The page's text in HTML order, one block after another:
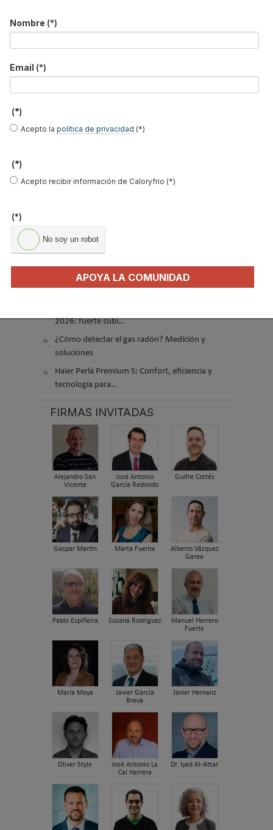
No soy un robot
Recuperadores de calor: qué son, cómo
Consejos para ahorrar con el aire
acondicionado
2026: fuerte subi…
¿Cómo detectar el gas radón? Medición y
soluciones
Haier Perla Premium S: Confort, eficiencia y
tecnología para…
FIRMAS INVITADAS
Alejandro San
Vicente
José Antonio
García Redondo
Guifre Cortés
Gaspar Martín Marta Fuente
Alberto Vázquez
Garea
Pablo Espiñeira Susana Rodriguez
Manuel Herrero
Fuerte
María Moya
Javier García
Breva
Javier Hernanz
Oliver Style
José Antonio La
Cal Herrera
Dr. Iyad Al-Attar
Nombre (*)
Email (*)
(*)
Acepto la política de privacidad (*)
(*)
Acepto recibir información de Caloryfrio (*)
(*)
No soy un robot
APOYA LA COMUNIDAD